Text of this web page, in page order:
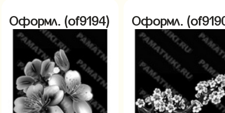
Оформл. (of9194) Оформл.